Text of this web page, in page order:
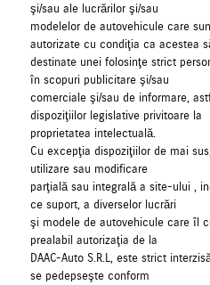
şi/sau ale lucrărilor şi/sau
modelelor de autovehicule care
autorizate cu condiţia ca acestea
destinate unei folosinţe strict
în scopuri publicitare şi/sau
comerciale şi/sau de informare,
dispoziţiilor legislative privitoare la
proprietatea intelectuală.
Cu excepţia dispoziţiilor de mai
utilizare sau modificare
parţială sau integrală a site-ului ,
ce suport, a diverselor lucrări
şi modele de autovehicule care îl
prealabil autorizaţia de la
DAAC-Auto S.R.L, este strict
se pedepseşte conform